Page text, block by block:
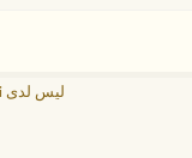
ليس لدى doaausef3li أي مقال لعرضه.